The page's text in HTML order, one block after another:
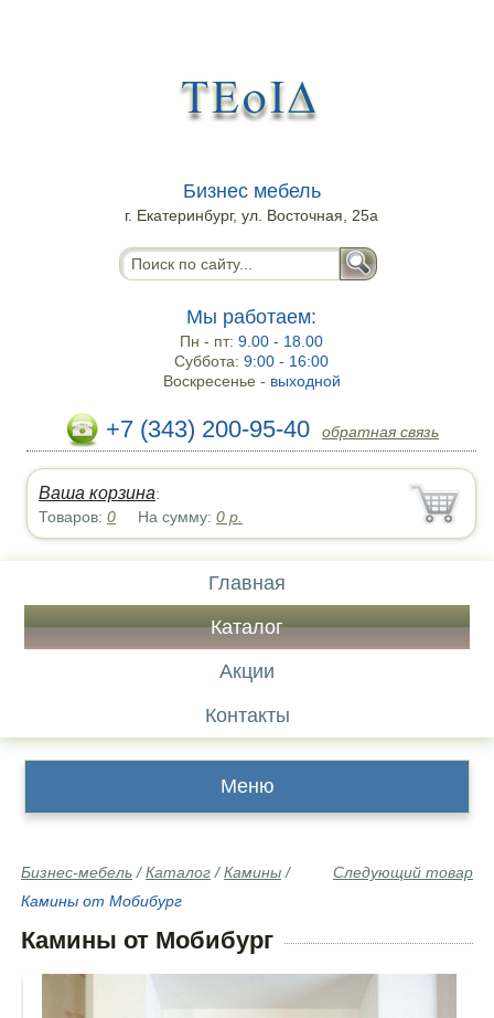
Бизнес мебель
г. Екатеринбург, ул. Восточная, 25а
Мы работаем:
Пн - пт:9.00 - 18.00
Суббота:9:00 - 16:00
Воскресенье - выходной
+7 (343) 200-95-40 обратная связь
Ваша корзина:
Товаров:0 На сумму:0 р.
Главная
Каталог
Акции
Контакты
Меню
Следующий товар
Бизнес-мебель /Каталог /Камины /
Камины от Мобибург
Камины от Мобибург